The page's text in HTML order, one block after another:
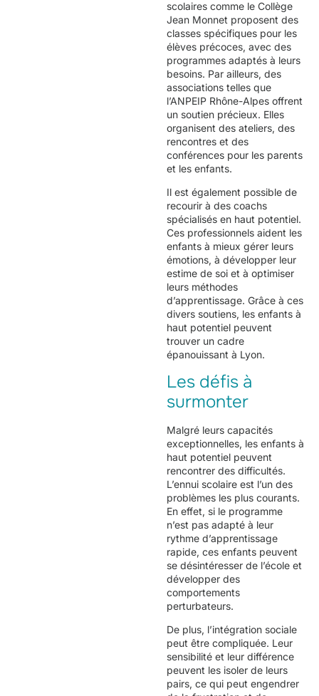
scolaires comme le Collège
Jean Monnet proposent des
classes spécifiques pour les
élèves précoces, avec des
programmes adaptés à leurs
besoins. Par ailleurs, des
associations telles que
l’ANPEIP Rhône-Alpes offrent
un soutien précieux. Elles
organisent des ateliers, des
rencontres et des
conférences pour les parents
et les enfants.
Il est également possible de
recourir à des coachs
spécialisés en haut potentiel.
Ces professionnels aident les
enfants à mieux gérer leurs
émotions, à développer leur
estime de soi et à optimiser
leurs méthodes
d’apprentissage. Grâce à ces
divers soutiens, les enfants à
haut potentiel peuvent
trouver un cadre
épanouissant à Lyon.
Les défis à
surmonter
Malgré leurs capacités
exceptionnelles, les enfants à
haut potentiel peuvent
rencontrer des difficultés.
L’ennui scolaire est l’un des
problèmes les plus courants.
En effet, si le programme
n’est pas adapté à leur
rythme d’apprentissage
rapide, ces enfants peuvent
se désintéresser de l’école et
développer des
comportements
perturbateurs.
De plus, l’intégration sociale
peut être compliquée. Leur
sensibilité et leur différence
peuvent les isoler de leurs
pairs, ce qui peut engendrer